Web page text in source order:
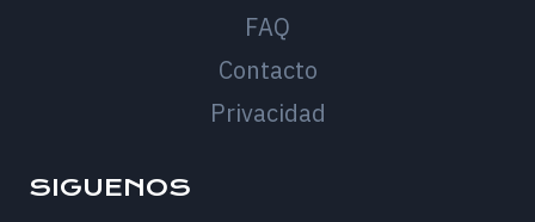
FAQ
Contacto
Privacidad
SIGUENOS